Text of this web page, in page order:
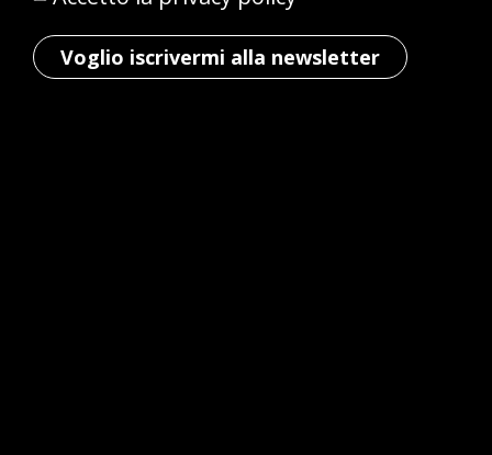
Voglio iscrivermi alla newsletter